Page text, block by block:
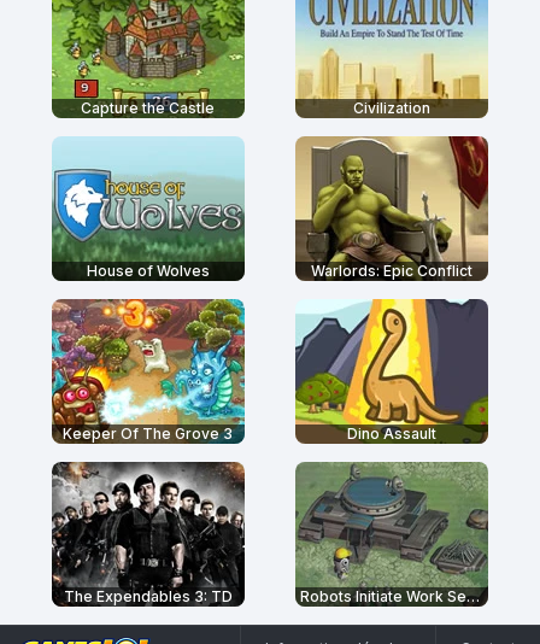
Capture the Castle Civilization
House of Wolves Warlords: Epic Conflict
Keeper Of The Grove 3 Dino Assault
The Expendables 3: TD Robots Initiate Work Sequence